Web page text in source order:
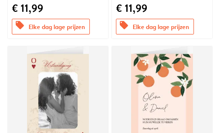
€ 11,99
offers Elke dag lage prijzen
€ 11,99
offers Elke dag lage prijzen